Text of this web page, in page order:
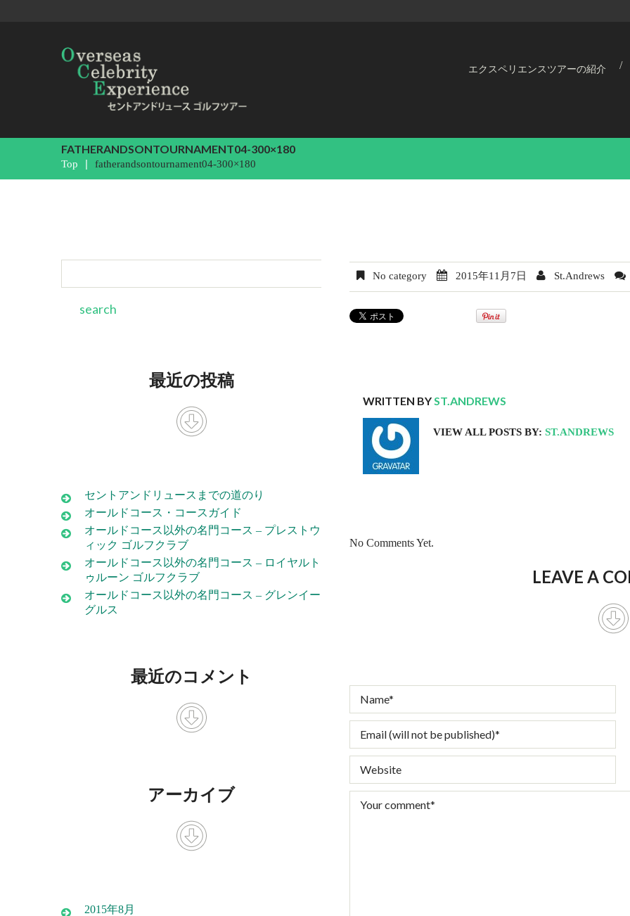
エクスペリエンスツアーの紹介
FATHERANDSONTOURNAMENT04-300×180
Top fatherandsontournament04-300×180
No category 2015年11月7日 St.Andrews
WRITTEN BYST.ANDREWS
VIEW ALL POSTS BY: ST.ANDREWS
No Comments Yet.
LEAVE A
最近の投稿
セントアンドリュースまでの道のり
オールドコース・コースガイド
オールドコース以外の名門コース – プレストウ
ィック ゴルフクラブ
オールドコース以外の名門コース – ロイヤルト
ゥルーン ゴルフクラブ
オールドコース以外の名門コース – グレンイー
グルス
最近のコメント
アーカイブ
2015年8月